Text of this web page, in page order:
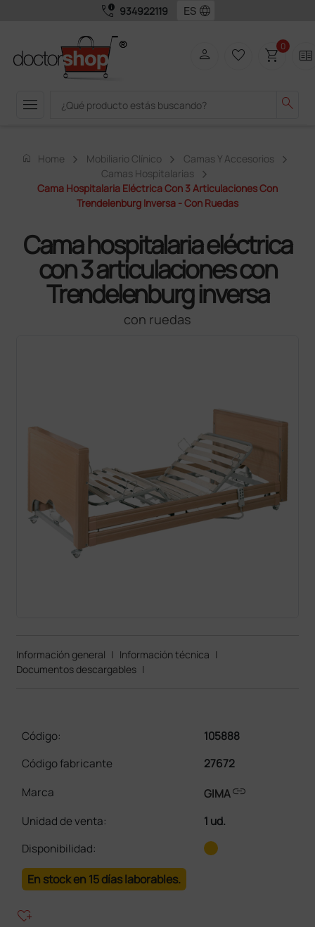
call_quality 934922119 language
menu search
person favorite_border shopping_cart0 two_pager
home Home Mobiliario Clínico
Camas Y Accesorios
Camas Hospitalarias
Cama Hospitalaria Eléctrica Con 3 Articulaciones Con
Trendelenburg Inversa - Con Ruedas
Cama hospitalaria eléctrica
con 3 articulaciones con
Trendelenburg inversa
con ruedas
Información general | Información técnica |
Documentos descargables |
Código:
105888
Código fabricante
27672
Marca
GIMAlink
Unidad de venta:
1 ud.
Disponibilidad:
En stock en 15 días laborables.
heart_plus